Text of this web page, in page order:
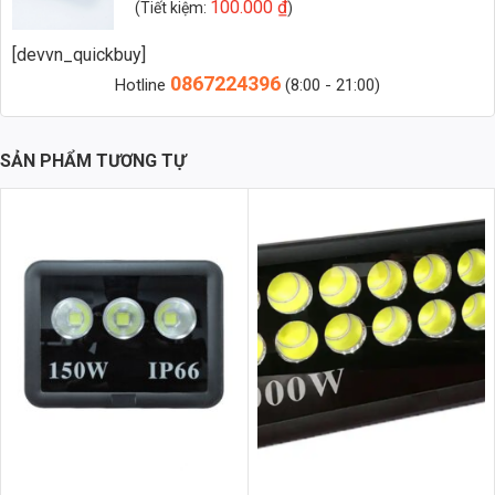
1. Đèn LED thanh âm sàn là gì?
Đèn LED thanh âm sàn là loại đèn LED thiết kế dạng thanh dài, được
sáng mềm mại, tinh tế và hiện đại. Với thiết kế mỏng, thường dạng
bậc thang hoặc trang trí các khu vực ngoại thất và nội thất mà vẫn
đảm bảo an toàn và thẩm mỹ. Phiên bản 3W là dòng công suất nhỏ,
thích hợp cho không gian cần chiếu sáng nhẹ nhàng, điểm nhấn hoặc
chiếu sáng khu vực nhỏ.
2. Đặc điểm nổi bật của Đèn Led Thanh Âm Sàn 3w
(TDLAD-CN3)
Thiết kế nhỏ gọn, thanh mảnh:
Dạng chữ nhật, dễ dàng âm sàn
mà không làm mất diện tích hay phá vỡ bố cục không gian.
(Tiết kiệm: 100.000₫)
[devvn_quickbuy]
Hotline 0867224396 (8:00 - 21:00)
SẢN PHẨM TƯƠNG TỰ